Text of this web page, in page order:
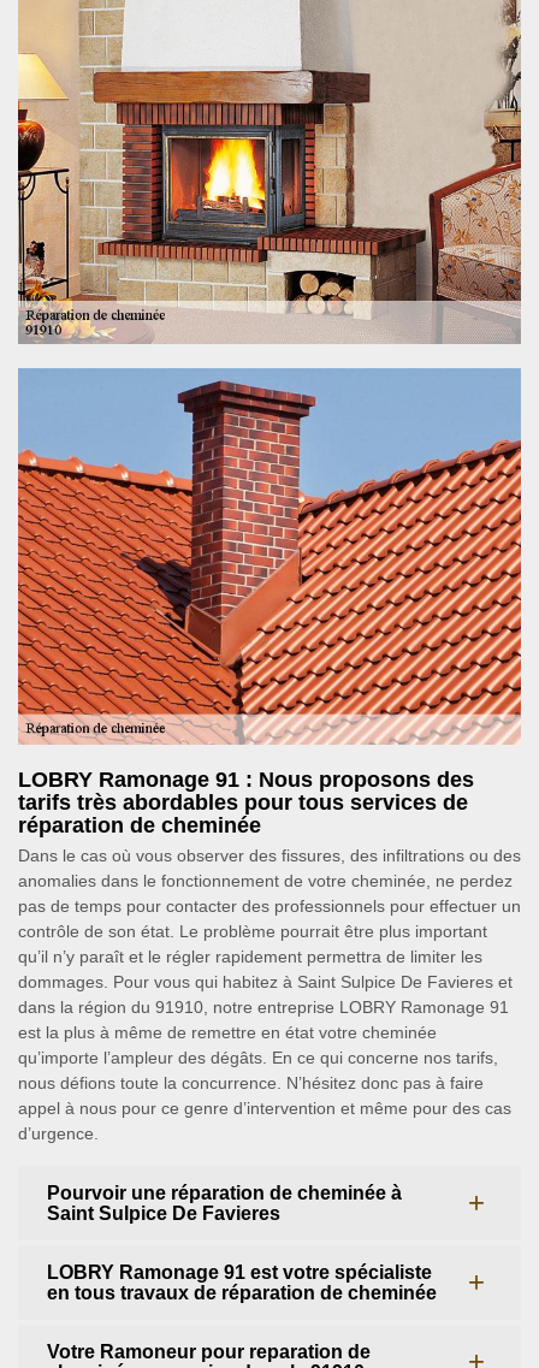
LOBRY Ramonage 91 : Nous proposons des
tarifs très abordables pour tous services de
réparation de cheminée
Dans le cas où vous observer des fissures, des infiltrations ou des
anomalies dans le fonctionnement de votre cheminée, ne perdez
pas de temps pour contacter des professionnels pour effectuer un
contrôle de son état. Le problème pourrait être plus important
qu’il n’y paraît et le régler rapidement permettra de limiter les
dommages. Pour vous qui habitez à Saint Sulpice De Favieres et
dans la région du 91910, notre entreprise LOBRY Ramonage 91
est la plus à même de remettre en état votre cheminée
qu’importe l’ampleur des dégâts. En ce qui concerne nos tarifs,
nous défions toute la concurrence. N’hésitez donc pas à faire
appel à nous pour ce genre d’intervention et même pour des cas
d’urgence.
Pourvoir une réparation de cheminée à
Saint Sulpice De Favieres
LOBRY Ramonage 91 est votre spécialiste
en tous travaux de réparation de cheminée
Votre Ramoneur pour reparation de